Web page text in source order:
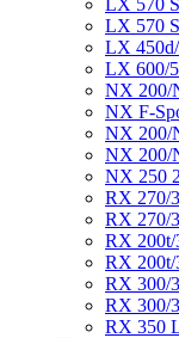
LX 570
LX
LX 600/
NX 200/
NX F-
NX 200/
NX 200/
NX 250
RX 270/
RX 270/
RX 200t/
RX 200t/
RX 300/
RX 300/
RX 350